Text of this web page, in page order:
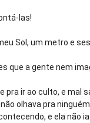
las!
Sol, um metro e
que a gente nem
ir ao culto, e mal
olhava pra
e ela não